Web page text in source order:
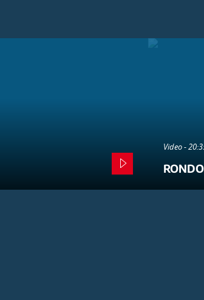
Video -